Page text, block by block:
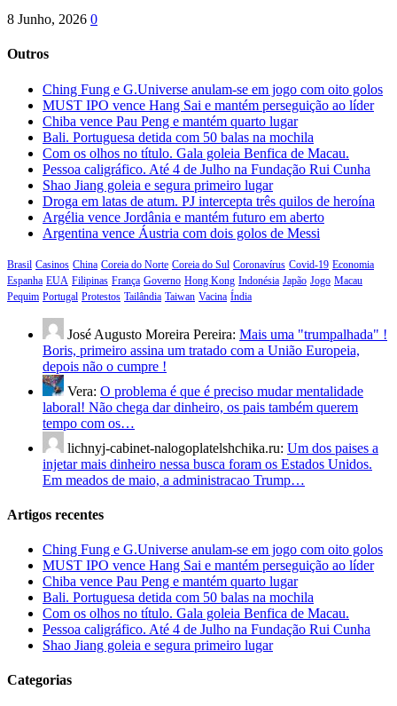
8 Junho, 2026 0
Outros
Ching Fung e G.Universe anulam-se em jogo com oito golos
MUST IPO vence Hang Sai e mantém perseguição ao líder
Chiba vence Pau Peng e mantém quarto lugar
Bali. Portuguesa detida com 50 balas na mochila
Com os olhos no título. Gala goleia Benfica de Macau.
Pessoa caligráfico. Até 4 de Julho na Fundação Rui Cunha
Shao Jiang goleia e segura primeiro lugar
Droga em latas de atum. PJ intercepta três quilos de heroína
Argélia vence Jordânia e mantém futuro em aberto
Argentina vence Áustria com dois golos de Messi
Brasil Casinos China Coreia do Norte Coreia do Sul Coronavírus Covid-19 Economia
Espanha EUA Filipinas França Governo Hong Kong Indonésia Japão Jogo Macau
Pequim Portugal Protestos Tailândia Taiwan Vacina Índia
José Augusto Moreira Pereira: Mais uma "trumpalhada" !
Boris, primeiro assina um tratado com a União Europeia,
depois não o cumpre !
Vera: O problema é que é preciso mudar mentalidade
laboral! Não chega dar dinheiro, os pais também querem
tempo com os…
lichnyj-cabinet-nalogoplatelshchika.ru: Um dos paises a
injetar mais dinheiro nessa busca foram os Estados Unidos.
Em meados de maio, a administracao Trump…
Artigos recentes
Ching Fung e G.Universe anulam-se em jogo com oito golos
MUST IPO vence Hang Sai e mantém perseguição ao líder
Chiba vence Pau Peng e mantém quarto lugar
Bali. Portuguesa detida com 50 balas na mochila
Com os olhos no título. Gala goleia Benfica de Macau.
Pessoa caligráfico. Até 4 de Julho na Fundação Rui Cunha
Shao Jiang goleia e segura primeiro lugar
Categorias